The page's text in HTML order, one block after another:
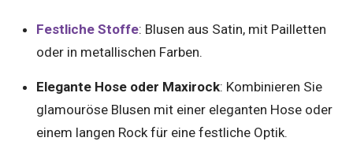
Festliche Stoffe: Blusen aus Satin, mit Pailletten
oder in metallischen Farben.
Elegante Hose oder Maxirock: Kombinieren Sie
glamouröse Blusen mit einer eleganten Hose oder
einem langen Rock für eine festliche Optik.